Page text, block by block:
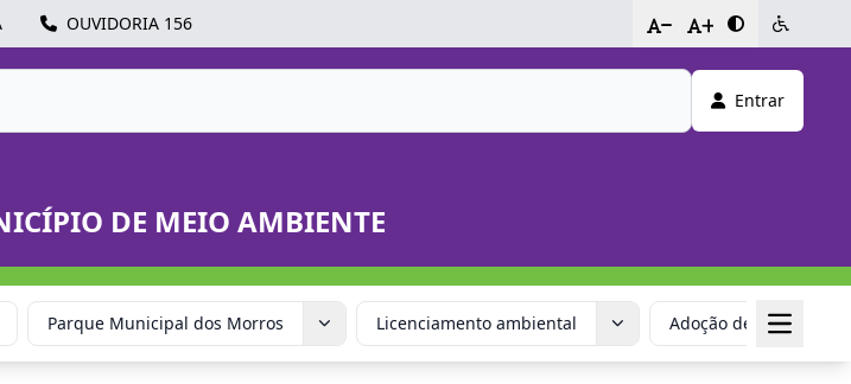
OUVIDORIA 156 - +
Entrar
DE MEIO AMBIENTE
Parque Municipal dos Morros Licenciamento ambiental Adoção de Animais